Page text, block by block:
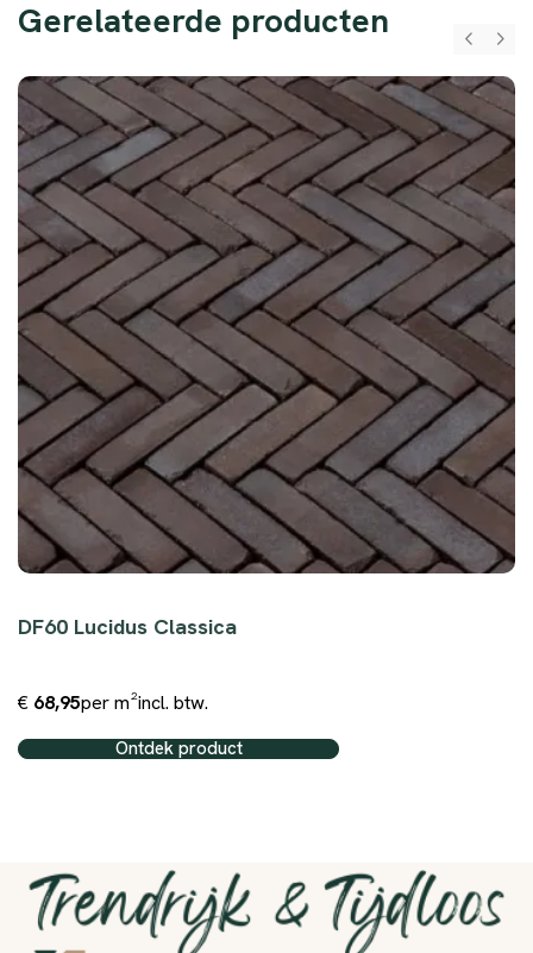
Gerelateerde producten
DF60 Lucidus Classica
€ 68,95per m²incl. btw.
Ontdek product